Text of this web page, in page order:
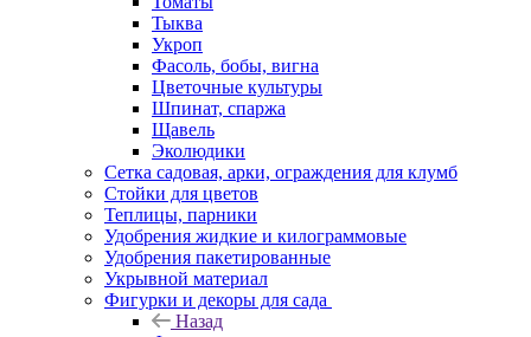
Тыква
Укроп
Фасоль, бобы, вигна
Цветочные культуры
Шпинат, спаржа
Щавель
Эколюдики
Сетка садовая, арки, ограждения для клумб
Стойки для цветов
Теплицы, парники
Удобрения жидкие и килограммовые
Удобрения пакетированные
Укрывной материал
Фигурки и декоры для сада
Назад